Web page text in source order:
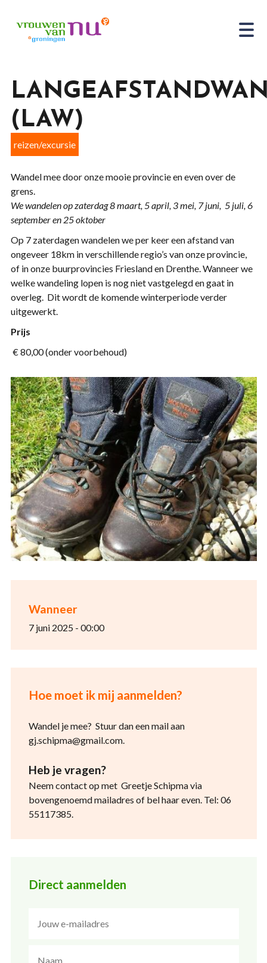
Wanneer
7 juni 2025 - 00:00
Hoe moet ik mij aanmelden?
Wandel je mee? Stuur dan een mail aan
gj.schipma@gmail.com.
Heb je vragen?
Neem contact op met Greetje Schipma via
bovengenoemd mailadres of bel haar even. Tel: 06
55117385.
Direct aanmelden
(LAW)
reizen/excursie
Wandel mee door onze mooie provincie en even over de
grens.
We wandelen op zaterdag 8 maart, 5 april, 3 mei, 7 juni, 5 juli, 6
september en 25 oktober
Op 7 zaterdagen wandelen we per keer een afstand van
ongeveer 18km in verschillende regio’s van onze provincie,
of in onze buurprovincies Friesland en Drenthe. Wanneer we
welke wandeling lopen is nog niet vastgelegd en gaat in
overleg. Dit wordt de komende winterperiode verder
uitgewerkt.
Prijs
€ 80,00 (onder voorbehoud)